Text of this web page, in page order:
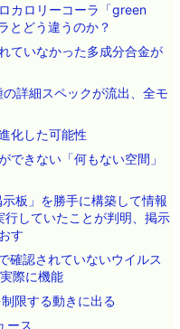
カロリーコーラ「green
とどう違うのか？
ていなかった多成分合金が
詳細スペックが流出、全モ
化した可能性
できない「何もない空間」
板」を勝手に構築して情報
していたことが判明、掲示
す
確認されていないウイルス
際に機能
限する動きに出る
ース